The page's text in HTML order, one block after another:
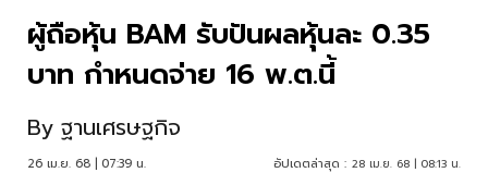
ผู้ถือหุ้น BAM รับปันผลหุ้นละ 0.35
บาท กำหนดจ่าย 16 พ.ต.นี้
By ฐานเศรษฐกิจ
26 เม.ย. 68 | 07:39 น. อัปเดตล่าสุด : 28 เม.ย. 68 | 08:13 น.